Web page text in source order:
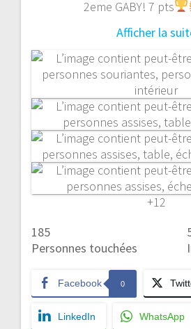
2eme GABY! 7 pts
Afficher la
+12
185
Personnes touchées
Facebook 0
LinkedIn WhatsApp